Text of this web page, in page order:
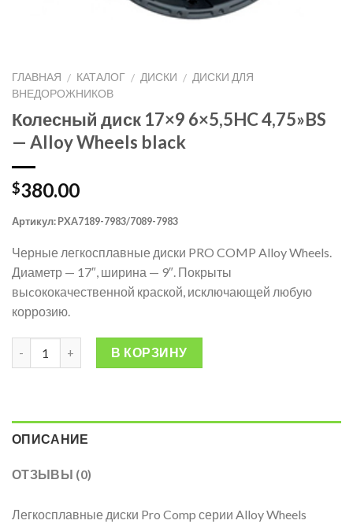
ГЛАВНАЯ / КАТАЛОГ / ДИСКИ / ДИСКИ ДЛЯ
ВНЕДОРОЖНИКОВ
Колесный диск 17×9 6×5,5HC 4,75»BS
— Alloy Wheels black
$380.00
Артикул:PXA7189-7983/7089-7983
Черные легкосплавные диски PRO COMP Alloy Wheels.
Диаметр — 17″, ширина — 9″. Покрыты
выcококачественной краской, исключающей любую
коррозию.
В КОРЗИНУ
ОПИСАНИЕ
ОТЗЫВЫ (0)
Легкосплавные диски Pro Comp серии Alloy Wheels